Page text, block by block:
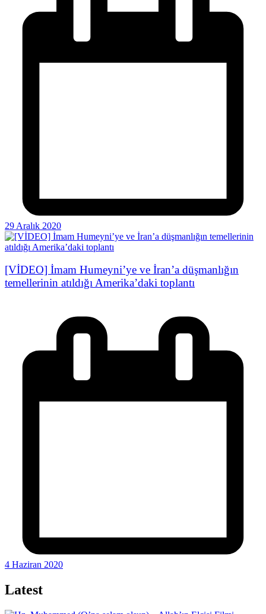
29 Aralık 2020
[VİDEO] İmam Humeyni’ye ve İran’a düşmanlığın
temellerinin atıldığı Amerika’daki toplantı
4 Haziran 2020
Latest